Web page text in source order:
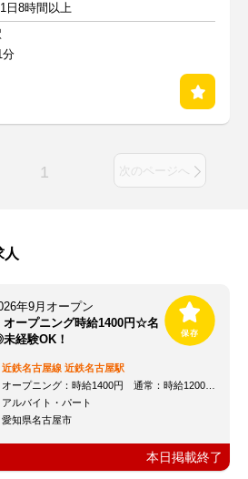
日8時間以上
分
1 次のページへ
人
年9月オープン
オープニング時給1400円☆名
経験OK！
近鉄名古屋線 近鉄名古屋駅
オープニング：時給1400円 通常：時給1200円～＋交通費全額支給
アルバイト・パート
愛知県名古屋市
本日掲載終了